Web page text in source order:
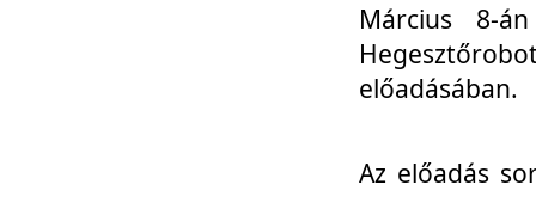
Március 8-
előadásában.
Az előadás